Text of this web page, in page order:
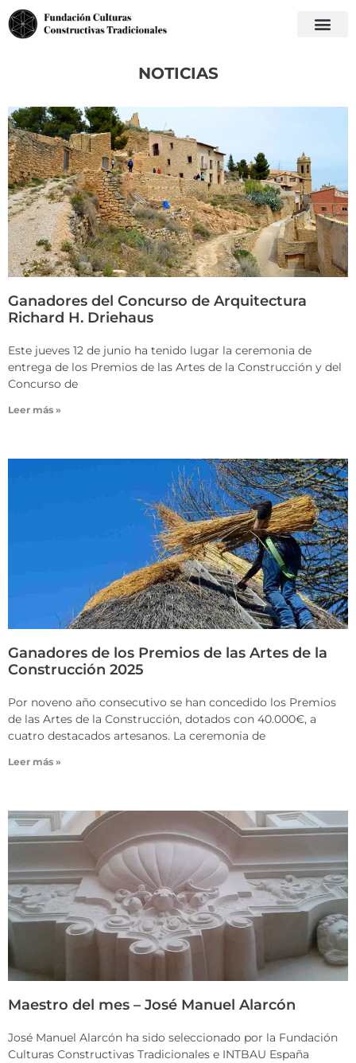
NOTICIAS
Ganadores del Concurso de Arquitectura
Richard H. Driehaus
Este jueves 12 de junio ha tenido lugar la ceremonia de
entrega de los Premios de las Artes de la Construcción y del
Concurso de
Leer más »
Ganadores de los Premios de las Artes de la
Construcción 2025
Por noveno año consecutivo se han concedido los Premios
de las Artes de la Construcción, dotados con 40.000€, a
cuatro destacados artesanos. La ceremonia de
Leer más »
Maestro del mes – José Manuel Alarcón
José Manuel Alarcón ha sido seleccionado por la Fundación
Culturas Constructivas Tradicionales e INTBAU España